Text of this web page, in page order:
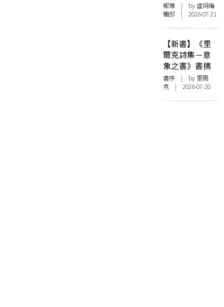
報導 | by 虛詞編
輯部 | 2026-07-21
【新書】《里
爾克詩集－意
象之書》書摘
書序 | by 里爾
克 | 2026-07-20